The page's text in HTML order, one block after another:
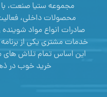
مجموعه ستیا صنعت،
محصولات داخلی،
صادرات انواع مواد
خدمات مشتری یکی از
این اساس تمام تلاش های
خرید خوب در